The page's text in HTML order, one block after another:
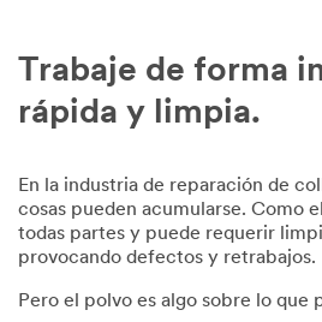
A
Demo
3M™
Sanding
Trabaje de forma
rápida y limpia.
En la industria de reparación de
cosas pueden acumularse. Como
todas partes y puede requerir
provocando defectos y retrabajos.
Pero el polvo es algo sobre lo que